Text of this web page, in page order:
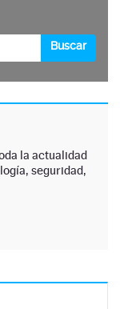
la actualidad
seguridad,